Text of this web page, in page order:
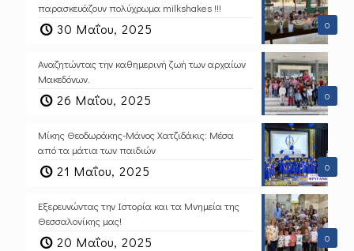
0
παρασκευάζουν πολύχρωμα milkshakes !!!
30 Μαΐου, 2025
0
Αναζητώντας την καθημερινή ζωή των αρχαίων
Μακεδόνων.
26 Μαΐου, 2025
0
Μίκης Θεοδωράκης-Μάνος Χατζιδάκις: Μέσα
από τα μάτια των παιδιών
21 Μαΐου, 2025
0
Εξερευνώντας την Ιστορία και τα Μνημεία της
Θεσσαλονίκης μας!
20 Μαΐου, 2025